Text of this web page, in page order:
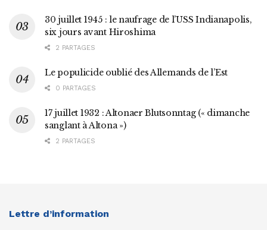
30 juillet 1945 : le naufrage de l’USS Indianapolis,
six jours avant Hiroshima
2 PARTAGES
Le populicide oublié des Allemands de l’Est
0 PARTAGES
17 juillet 1932 : Altonaer Blutsonntag (« dimanche
sanglant à Altona »)
2 PARTAGES
Lettre d’information